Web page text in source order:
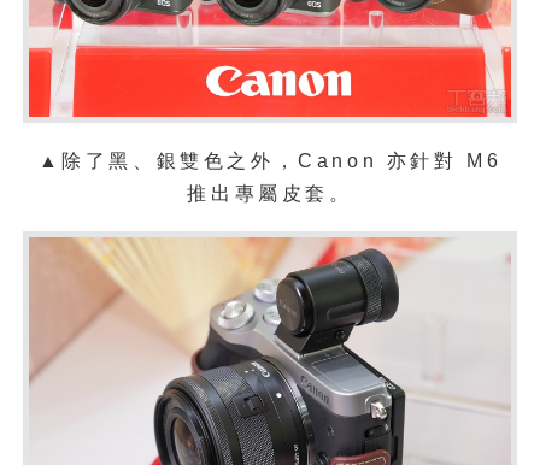
▲除了黑、銀雙色之外，Canon 亦針對 M6
推出 專屬皮套。